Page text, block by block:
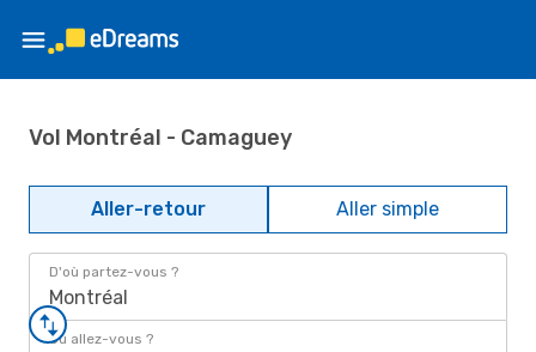
Vol Montréal - Camaguey
Aller-retour Aller simple
D'où partez-vous ?
Montréal
Où allez-vous ?